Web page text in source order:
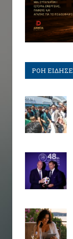
ΡΟΗ